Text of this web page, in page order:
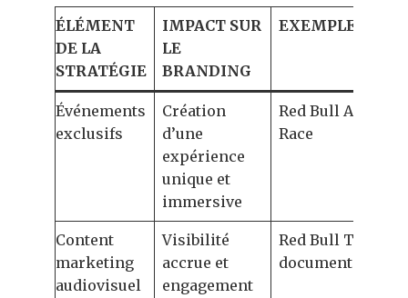
ÉLÉMENT
DE LA
STRATÉGIE
IMPACT SUR
LE
BRANDING
EXEMPLE
Événements
exclusifs
Création
d’une
expérience
unique et
immersive
Red Bull Air
Race
Content
marketing
audiovisuel
Visibilité
accrue et
engagement
Red Bull TV et
documentaires